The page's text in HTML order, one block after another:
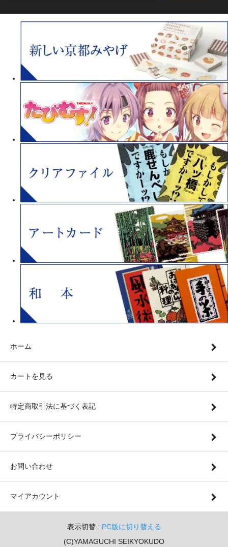
ホーム
カートを見る
特定商取引法に基づく表記
プライバシーポリシー
お問い合わせ
マイアカウント
表示切替 : PC版に切り替える
(C)YAMAGUCHI SEIKYOKUDO